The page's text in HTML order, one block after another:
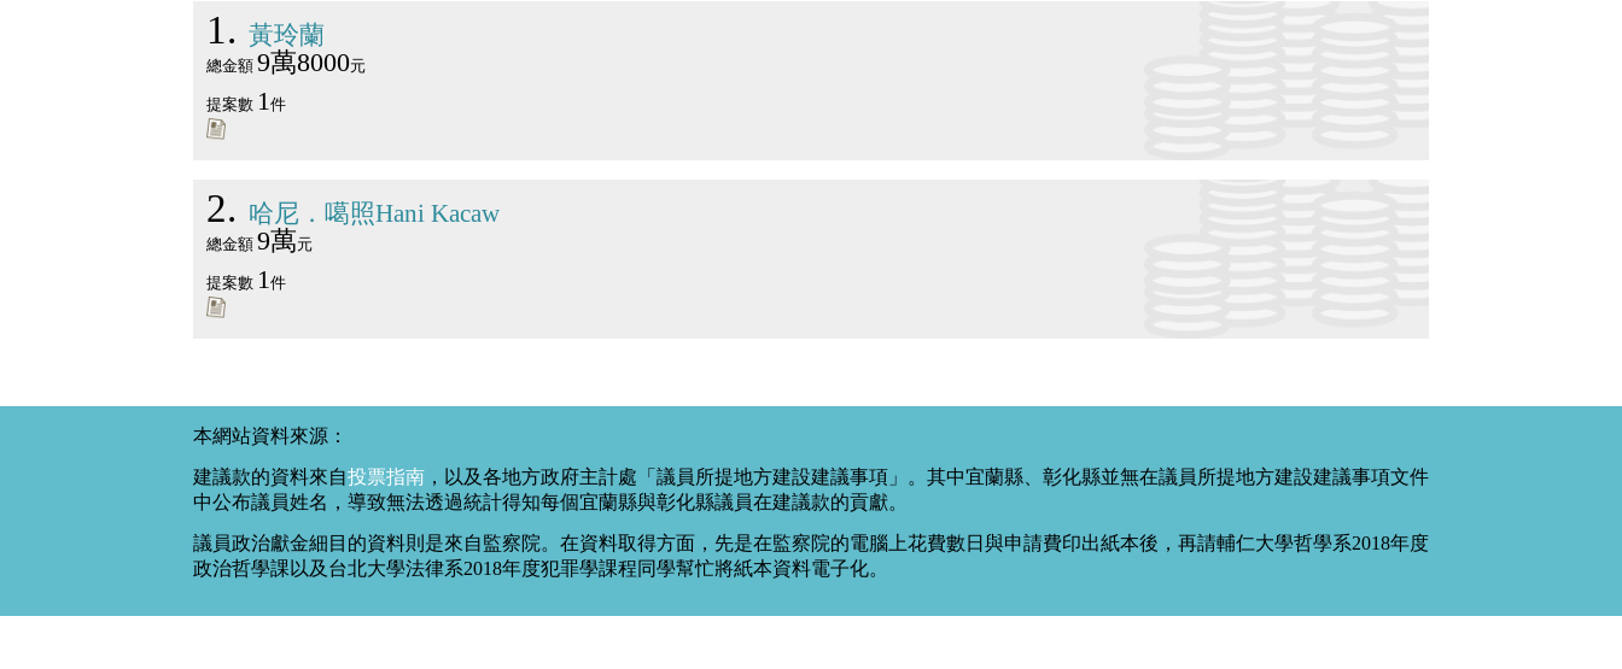
1 黃玲蘭
總金額9萬8000元
提案數 1件
2 哈尼．噶照Hani Kacaw
總金額9萬元
提案數 1件
本網站資料來源：
建議款的資料來自投票指南 ，以及各地方政府主計處「議員所提地方建設建議事項」。其中宜蘭縣、彰化縣並無在議員所提地方建設建議事項文件
中公布議員姓名，導致無法透過統計得知每個宜蘭縣與彰化縣議員在建議款的貢獻。
議員政治獻金細目的資料則是來自監察院。在資料取得方面，先是在監察院的電腦上花費數日與申請費印出紙本後，再請輔仁大學哲學系2018年度
政治哲學課以及台北大學法律系2018年度犯罪學課程同學幫忙將紙本資料電子化。